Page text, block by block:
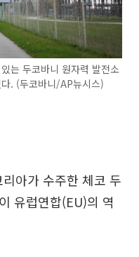
는 두코바니 원자력 발전소
. (두코바니/AP뉴시스)
아가 수주한 체코 두
유럽연합(EU)의 역